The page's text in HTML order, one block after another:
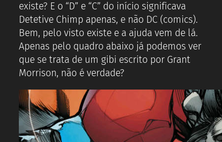
existe? E o “D” e “C” do início significava
Detetive Chimp apenas, e não DC (comics).
Bem, pelo visto existe e a ajuda vem de lá.
Apenas pelo quadro abaixo já podemos ver
que se trata de um gibi escrito por Grant
Morrison, não é verdade?